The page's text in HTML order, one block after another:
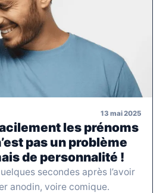
13 mai 2025
les prénoms
pas un problème
de personnalité !
secondes après l’avoir
anodin, voire comique.